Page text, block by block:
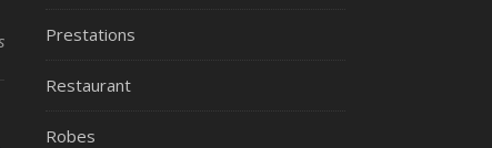
sur Les 4 règles d’or pour bien décorer la salle de réception de
Prestations
Restaurant
Robes